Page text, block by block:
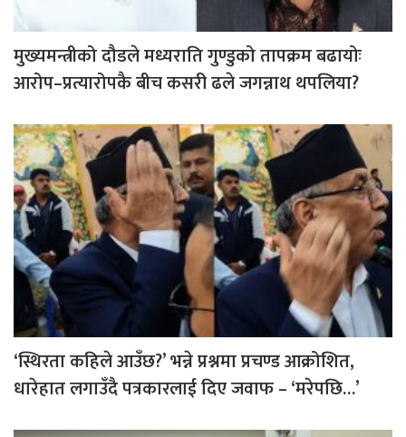
मुख्यमन्त्रीको दौडले मध्यराति गुण्डुको तापक्रम बढायोः
आरोप–प्रत्यारोपकै बीच कसरी ढले जगन्नाथ थपलिया?
‘स्थिरता कहिले आउँछ?’ भन्ने प्रश्नमा प्रचण्ड आक्रोशित,
धारेहात लगाउँदै पत्रकारलाई दिए जवाफ – ‘मरेपछि…’